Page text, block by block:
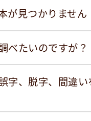
が見つかりません
べたいのですが？
字、脱字、間違い